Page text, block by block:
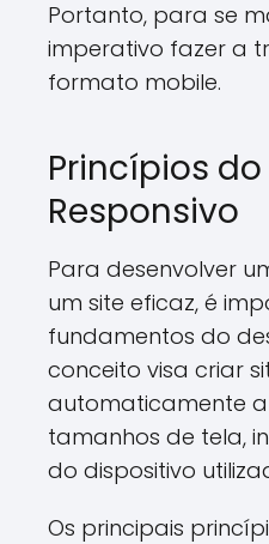
Portanto, para se
imperativo fazer a
formato mobile.
Princípios
Responsivo
Para desenvolver
um site eficaz, é
fundamentos do
conceito visa criar
automaticamente
tamanhos de tela,
do dispositivo
Os principais